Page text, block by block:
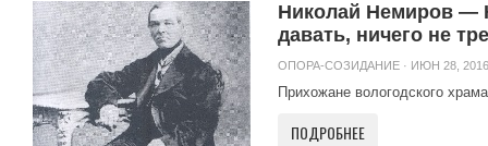
Николай Немиров —
давать, ничего не
ОПОРА-СОЗИДАНИЕ · ИЮН 28,
Прихожане вологодского
ПОДРОБНЕЕ